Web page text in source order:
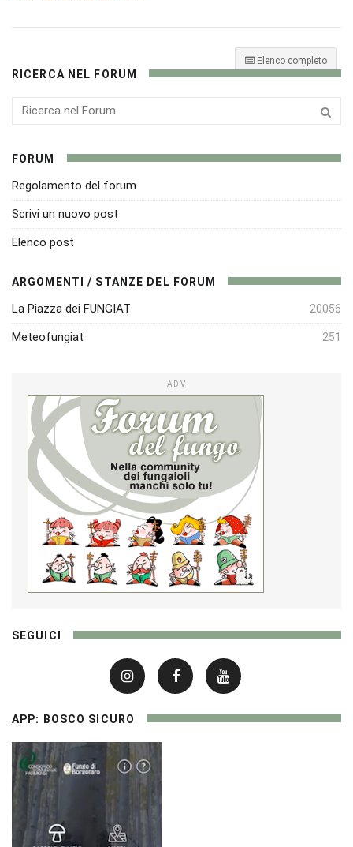
Elenco completo
RICERCA NEL FORUM
FORUM
Regolamento del forum
Scrivi un nuovo post
Elenco post
ARGOMENTI / STANZE DEL FORUM
La Piazza dei FUNGIAT 20056
Meteofungiat 251
ADV
SEGUICI
APP: BOSCO SICURO